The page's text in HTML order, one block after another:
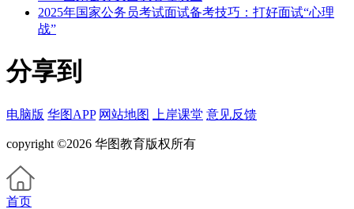
2025年国家公务员考试面试备考技巧：打好面试“心理
战”
分享到
电脑版 华图APP 网站地图 上岸课堂 意见反馈
copyright ©2026 华图教育版权所有
首页